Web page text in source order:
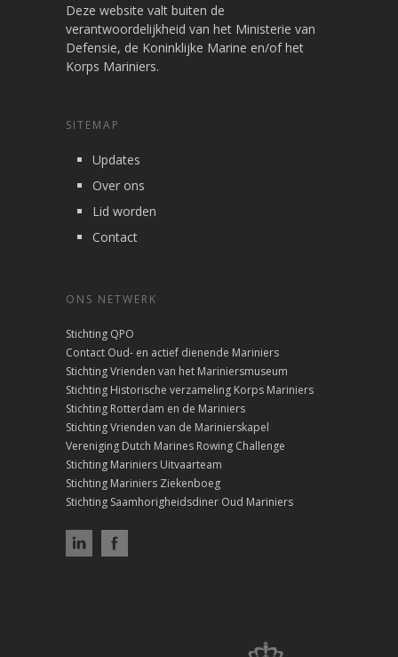
Deze website valt buiten de
verantwoordelijkheid van het Ministerie van
Defensie, de Koninklijke Marine en/of het
Korps Mariniers.
SITEMAP
Updates
Over ons
Lid worden
Contact
ONS NETWERK
Stichting QPO
Contact Oud- en actief dienende Mariniers
Stichting Vrienden van het Mariniersmuseum
Stichting Historische verzameling Korps Mariniers
Stichting Rotterdam en de Mariniers
Stichting Vrienden van de Marinierskapel
Vereniging Dutch Marines Rowing Challenge
Stichting Mariniers Uitvaarteam
Stichting Mariniers Ziekenboeg
Stichting Saamhorigheidsdiner Oud Mariniers